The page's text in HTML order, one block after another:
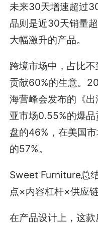
未来30天增速超过
品则是近30天销量
大幅激升的产品。
跨境市场中，占比
贡献60%的生意。
海营峰会发布的《
亚市场0.55%的爆
盘的46%，在美国
的57%。
Sweet Furniture总
点×内容杠杆×供应链
在产品设计上，这